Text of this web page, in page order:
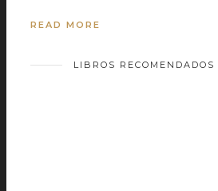
READ MORE
LIBROS RECOMENDADOS